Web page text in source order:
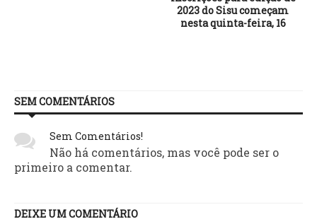
2023 do Sisu começam
nesta quinta-feira, 16
SEM COMENTÁRIOS
Sem Comentários!
Não há comentários, mas você pode ser o
primeiro a comentar.
DEIXE UM COMENTÁRIO